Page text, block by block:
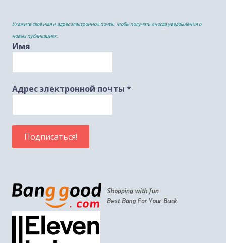
Укажите своё имя и адрес электронной почты, чтобы получать иногда уведомления о
новых публикациях.
Имя
Адрес электронной почты *